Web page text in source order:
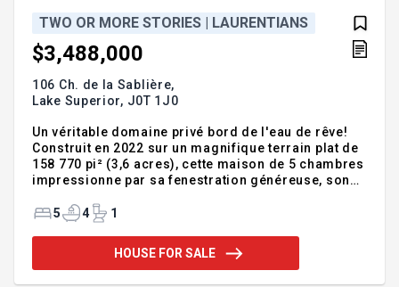
TWO OR MORE STORIES | LAURENTIANS
$3,488,000
106 Ch. de la Sablière,
Lake Superior, J0T 1J0
Un véritable domaine privé bord de l'eau de rêve!
Construit en 2022 sur un magnifique terrain plat de
158 770 pi² (3,6 acres), cette maison de 5 chambres
impressionne par sa fenestration généreuse, son
spacieuse véranda, ses 4 garages, et sa plage de
qualité de construction est exceptionnelle dans les
moindres détails. Exclusivité rare: les 3 propriétés
5 4 1
HOUSE FOR SALE